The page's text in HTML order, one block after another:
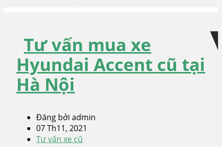
Tư vấn mua xe
Hyundai Accent cũ tại
Hà Nội
Đăng bởi admin
07 Th11, 2021
Tư vấn xe cũ